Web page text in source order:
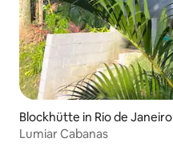
Blockhütte in Rio de Janeiro
Lumiar Cabanas